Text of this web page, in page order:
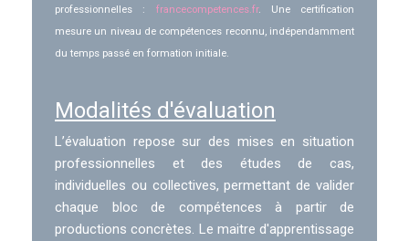
professionnelles : francecompetences.fr. Une certification
mesure un niveau de compétences reconnu, indépendamment
du temps passé en formation initiale.
Modalités d'évaluation
L’évaluation repose sur des mises en situation
professionnelles et des études de cas,
individuelles ou collectives, permettant de valider
chaque bloc de compétences à partir de
productions concrètes. Le maitre d'apprentissage